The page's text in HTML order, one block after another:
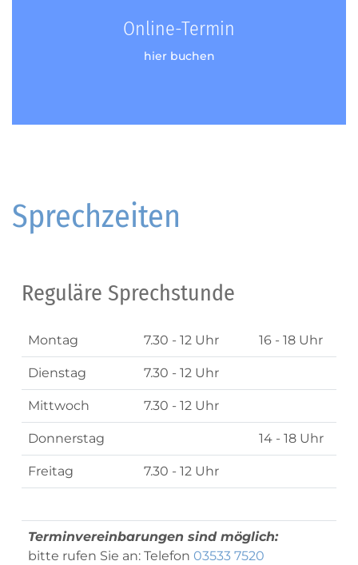
Online-Termin
hier buchen
Sprechzeiten
Reguläre Sprechstunde
Montag 7.30 - 12 Uhr 16 - 18 Uhr
Dienstag 7.30 - 12 Uhr
Mittwoch 7.30 - 12 Uhr
Donnerstag 14 - 18 Uhr
Freitag 7.30 - 12 Uhr
Terminvereinbarungen sind möglich:
bitte rufen Sie an: Telefon 03533 7520